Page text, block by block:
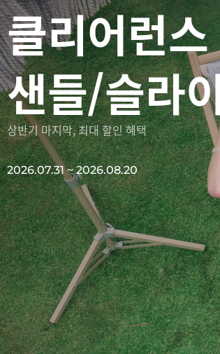
클리어런
샌들/슬라
상반기 마지막, 최대 할인 혜택
2026.07.31 ~ 2026.08.20